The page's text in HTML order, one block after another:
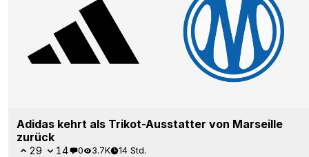
Adidas kehrt als Trikot-Ausstatter von Marseille
zurück
29 14 0 3.7K 14 Std.